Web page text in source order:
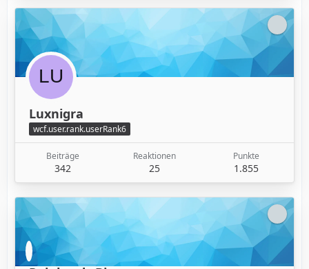
Luxnigra
wcf.user.rank.userRank6
Beiträge
342
Reaktionen
25
Punkte
1.855